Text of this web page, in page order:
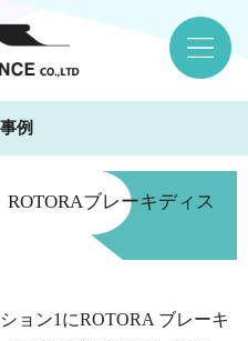
例
ブレーキディス
ョン1にROTORA ブレーキ